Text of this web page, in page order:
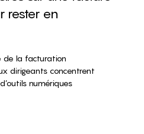
rester en
de la facturation
dirigeants concentrent
numériques